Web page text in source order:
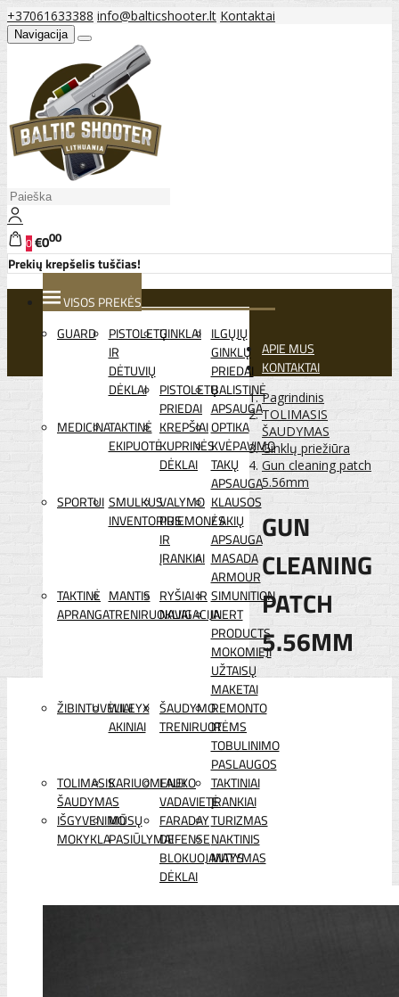
+37061633388 info@balticshooter.lt Kontaktai
Navigacija
0€000
Prekių krepšelis tuščias!
VISOS PREKĖS
GUARD
PISTOLETŲ
IR
DĖTUVIŲ
DĖKLAI
GINKLAI ILGŲJŲ
GINKLŲ
PRIEDAI
PISTOLETŲ
PRIEDAI
BALISTINĖ
APSAUGA
MEDICINATAKTINĖ
EKIPUOTĖ
KREPŠIAI
KUPRINĖS
DĖKLAI
OPTIKA
KVĖPAVIMO
TAKŲ
APSAUGA
SPORTUI SMULKUS
INVENTORIUS
VALYMO
PRIEMONĖS
IR
ĮRANKIAI
KLAUSOS
/ AKIŲ
APSAUGA
MASADA
ARMOUR
TAKTINĖ
APRANGA
MANTIS
TRENIRUOKLIAI
RYŠIAI IR
NAVIGACIJA
SIMUNITION
INERT
PRODUCTS
MOKOMIEJI
UŽTAISŲ
MAKETAI
ŽIBINTUVĖLIAI
WILEYX
AKINIAI
ŠAUDYMO
TRENIRUOTĖMS
REMONTO
IR
TOBULINIMO
PASLAUGOS
TOLIMASIS
ŠAUDYMAS
KARIUOMENEI
LAUKO
VADAVIETĖ
TAKTINIAI
ĮRANKIAI
IŠGYVENIMO
MOKYKLA
MŪSŲ
PASIŪLYMAI
FARADAY
DEFENSE
BLOKUOJANTYS
DĖKLAI
TURIZMAS
NAKTINIS
MATYMAS
APIE MUS
KONTAKTAI
Pagrindinis
TOLIMASIS
ŠAUDYMAS
Ginklų priežiūra
Gun cleaning patch
5.56mm
GUN
CLEANING
PATCH
5.56MM